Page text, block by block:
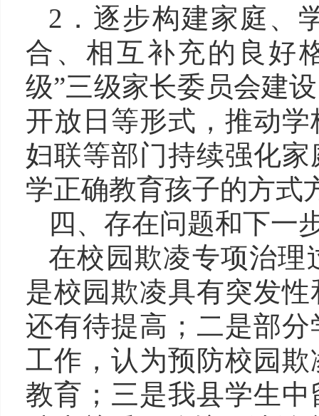
2．逐步构建家庭、
合、相互补充的良好
级”三级家长委员会建
开放日等形式，推动
妇联等部门持续强化
学正确教育孩子的方式
四、存在问题和下一
在校园欺凌专项治理
是校园欺凌具有突发
还有待提高；二是部
工作，认为预防校园
教育；三是我县学生